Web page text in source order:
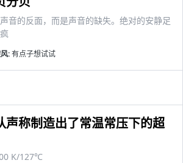
音的反面，而是声音的缺失。绝对的安静足
:有点子想试试
声称制造出了常温常压下的超
K/127℃